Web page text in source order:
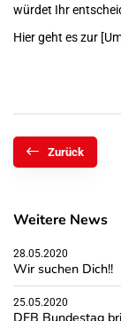
würdet Ihr
Hier geht es zur
Zurück
Weitere News
28.05.2020
Wir suchen Dich!!
25.05.2020
DFB Bundestag